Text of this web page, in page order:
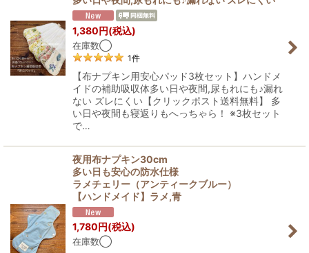
1,380円(税込)
在庫数◯
1件
【布ナプキン用安心パッド3枚セット】ハンドメ
イドの補助吸収体多い日や夜間,尿もれにも♪漏れ
ない ズレにくい【クリックポスト送料無料】 多
い日や夜間も寝返りもへっちゃら！ ※3枚セット
で…
夜用布ナプキン30cm
多い日も安心の防水仕様
ラメチェリー（アンティークブルー）
【ハンドメイド】ラメ,青
1,780円(税込)
在庫数◯